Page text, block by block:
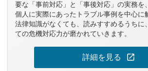
要な「事前対応」と「事後対応」の実務を
個人に実際にあったトラブル事例を中心に
法律知識がなくても、読みすすめるうちに
ての危機対応力が磨かれていきます。
詳細を見る open_in_new